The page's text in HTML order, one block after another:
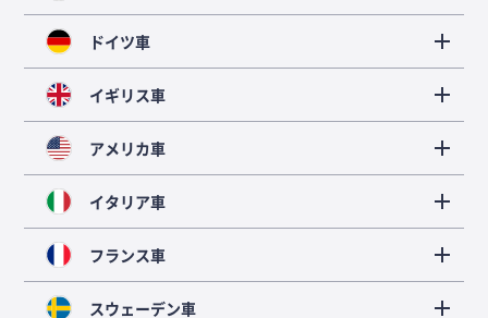
ドイツ車
イギリス車
アメリカ車
イタリア車
フランス車
スウェーデン車